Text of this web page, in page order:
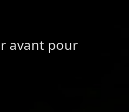
avant pour